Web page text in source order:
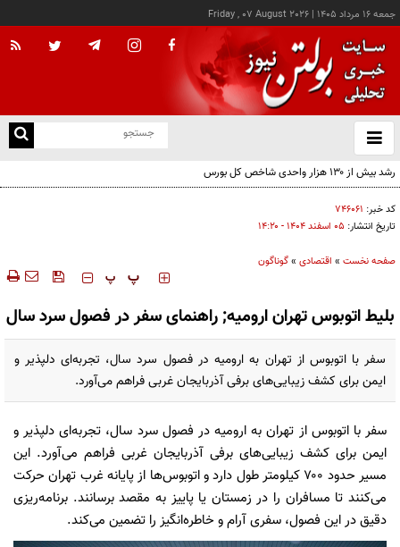
جمعه ۱۶ مرداد ۱۴۰۵ |
Friday , 07 August 2026
باز
و
رشد بیش از ۱۳۰ هزار واحدی شاخص کل بورس
کد خبر: ۷۴۶۰۶۱
تاریخ انتشار: ۰۵ اسفند ۱۴۰۴ - ۱۴:۲۰
صفحه نخست » اقتصادی »گوناگون
‍‍‍ پ پ
بلیط اتوبوس تهران ارومیه; راهنمای سفر در فصول سرد سال
سفر با اتوبوس از تهران به ارومیه در فصول سرد سال، تجربه‌ای دلپذیر و
ایمن برای کشف زیبایی‌های برفی آذربایجان غربی فراهم می‌آورد.
سفر با اتوبوس از تهران به ارومیه در فصول سرد سال، تجربه‌ای دلپذیر و
ایمن برای کشف زیبایی‌های برفی آذربایجان غربی فراهم می‌آورد. این
مسیر حدود ۷۰۰ کیلومتر طول دارد و اتوبوس‌ها از پایانه غرب تهران حرکت
می‌کنند تا مسافران را در زمستان یا پاییز به مقصد برسانند. برنامه‌ریزی
دقیق در این فصول، سفری آرام و خاطره‌انگیز را تضمین می‌کند.